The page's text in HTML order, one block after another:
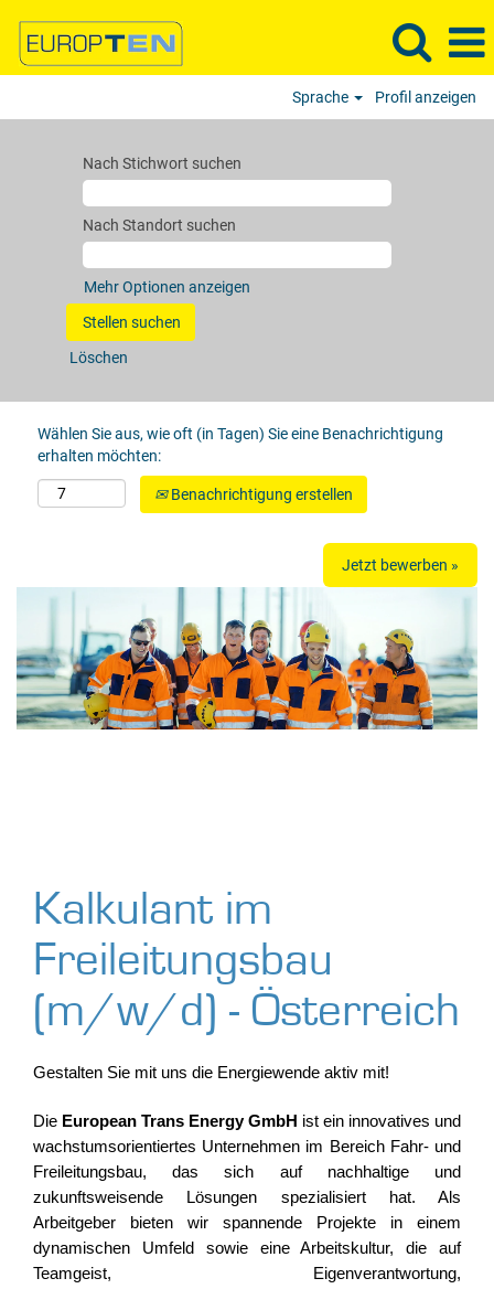
Sprache Profil anzeigen
Nach Stichwort suchen
Nach Standort suchen
Mehr Optionen anzeigen
Löschen
Wählen Sie aus, wie oft (in Tagen) Sie eine Benachrichtigung
erhalten möchten:
Benachrichtigung erstellen
Jetzt bewerben »
Kalkulant im
Freileitungsbau
(m/w/d) - Österreich
Gestalten Sie mit uns die Energiewende aktiv mit!
Die European Trans Energy GmbH ist ein innovatives und
wachstumsorientiertes Unternehmen im Bereich Fahr- und
Freileitungsbau, das sich auf nachhaltige und
zukunftsweisende Lösungen spezialisiert hat. Als
Arbeitgeber bieten wir spannende Projekte in einem
dynamischen Umfeld sowie eine Arbeitskultur, die auf
Teamgeist, Eigenverantwortung,